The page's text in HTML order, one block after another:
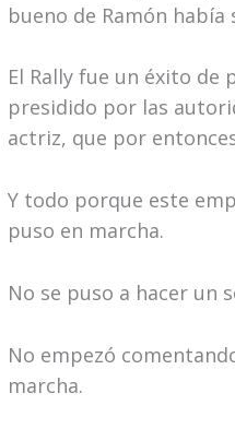
bueno de Ramón había
El Rally fue un éxito de
presidido por las
actriz, que por
Y todo porque este
puso en marcha.
No se puso a hacer un
No empezó
marcha.